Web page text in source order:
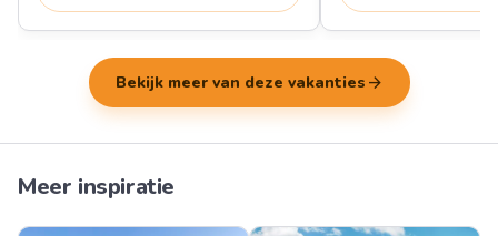
Bekijk meer van deze vakanties arrow_forward
Meer inspiratie